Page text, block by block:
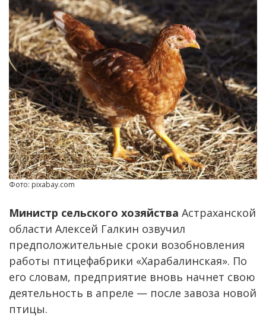
Фото: pixabay.com
Министр сельского хозяйства Астраханской
области Алексей Галкин озвучил
предположительные сроки возобновления
работы птицефабрики «Харабалинская». По
его словам, предприятие вновь начнет свою
деятельность в апреле — после завоза новой
птицы.